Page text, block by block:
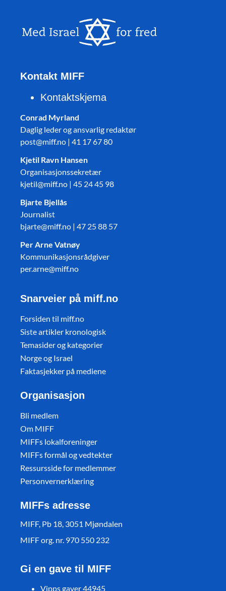
Kontakt MIFF
Kontaktskjema
Conrad Myrland
Daglig leder og ansvarlig redaktør
post@miff.no | 41 17 67 80
Kjetil Ravn Hansen
Organisasjonssekretær
kjetil@miff.no | 45 24 45 98
Bjarte Bjellås
Journalist
bjarte@miff.no | 47 25 88 57
Per Arne Vatnøy
Kommunikasjonsrådgiver
per.arne@miff.no
Snarveier på miff.no
Forsiden til miff.no
Siste artikler kronologisk
Temasider og kategorier
Norge og Israel
Faktasjekker på mediene
Organisasjon
Bli medlem
Om MIFF
MIFFs lokalforeninger
MIFFs formål og vedtekter
Ressursside for medlemmer
Personvernerklæring
MIFFs adresse
MIFF, Pb 18, 3051 Mjøndalen
MIFF org. nr. 970 550 232
Gi en gave til MIFF
Vipps gaver 44945